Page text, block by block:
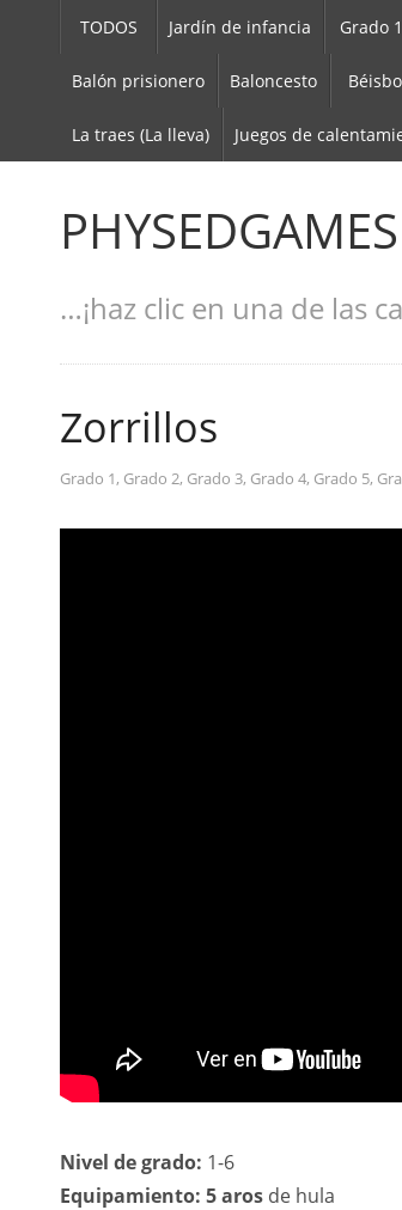
TODOS Jardín de infancia Grado 1
Balón prisionero Baloncesto
La traes (La lleva) Juegos de
PHYSEDGAMES
…¡haz clic en una de las
Zorrillos
Grado 1, Grado 2, Grado 3, Grado 4, Grado 5,
Nivel de grado: 1-6
Equipamiento: 5 aros de hula